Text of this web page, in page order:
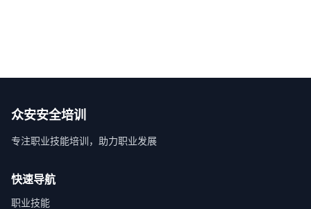
众安安全培训
专注职业技能培训，助力职业发展
快速导航
职业技能